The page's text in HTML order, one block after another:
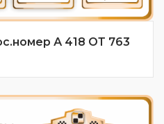
А 418 ОТ 763